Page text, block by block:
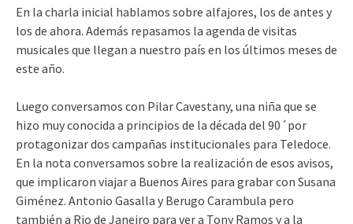
En la charla inicial hablamos sobre alfajores, los de antes y
los de ahora. Además repasamos la agenda de visitas
musicales que llegan a nuestro país en los últimos meses de
este año.
Luego conversamos con Pilar Cavestany, una niña que se
hizo muy conocida a principios de la década del 90´por
protagonizar dos campañas institucionales para Teledoce.
En la nota conversamos sobre la realización de esos avisos,
que implicaron viajar a Buenos Aires para grabar con Susana
Giménez. Antonio Gasalla y Berugo Carambula pero
también a Rio de Janeiro para ver a Tony Ramos y a la